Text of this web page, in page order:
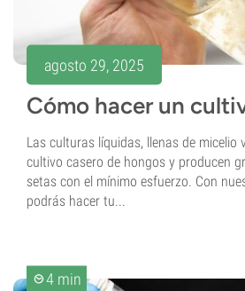
agosto 29, 2025
Cómo hacer un
Las culturas líquidas, llenas de micelio
cultivo casero de hongos y producen
setas con el mínimo esfuerzo. Con
podrás hacer tu...
4 min